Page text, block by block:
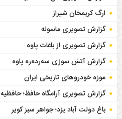
ارگ کریمخان شیراز
گزارش تصویری ماسوله
گزارش تصویری از باغات پاوه
گزارش آتش سوزی سەردەرە پاوه
موزه خودروهای تاریخی ایران
گزارش تصویری آرامگاه حافظ؛ حافظیه‎
باغ دولت آباد یزد؛ جواهر سبز کویر